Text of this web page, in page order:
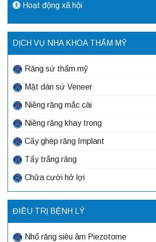
Hoạt động xã hội
DỊCH VỤ NHA KHOA THẨM MỸ
Răng sứ thẩm mỹ
Mặt dán sứ Veneer
Niềng răng mắc cài
Niềng răng khay trong
Cấy ghép răng Implant
Tẩy trắng răng
Chữa cười hở lợi
ĐIỀU TRỊ BỆNH LÝ
Nhổ răng siêu âm Piezotome